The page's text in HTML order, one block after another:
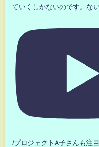
ていくしかないのです。ない
/プロジェクトA子さんも